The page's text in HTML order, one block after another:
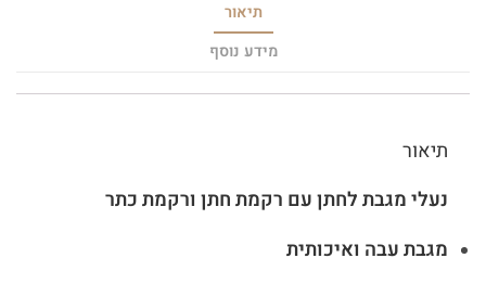
תיאור
מידע נוסף
תיאור
נעלי מגבת לחתן עם רקמת חתן ורקמת כתר
מגבת עבה ואיכותית